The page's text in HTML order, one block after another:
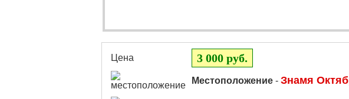
Цена 3 000 руб.
Местоположение - Знамя